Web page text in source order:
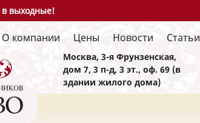
выходные!
О компании Цены Новости Статьи
Москва, 3-я Фрунзенская,
дом 7, 3 п-д, 3 эт., оф. 69 (в
здании жилого дома)